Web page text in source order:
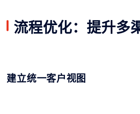
流程优化：提升多
建立统一客户视图